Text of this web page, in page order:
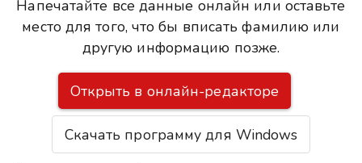
Напечатайте все данные онлайн или оставьте
место для того, что бы вписать фамилию или
другую информацию позже.
Открыть в онлайн-редакторе
Скачать программу для Windows